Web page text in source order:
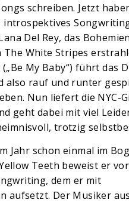
schreiben. Jetzt
introspektives
Del Rey, das
The White Stripes
My Baby“) führt das
also rauf und runter
Nun liefert die NYC-
geht dabei mit viel
trotzig
Jahr schon einmal im
Teeth beweist er
dem er mit
aufsetzt. Der Musiker